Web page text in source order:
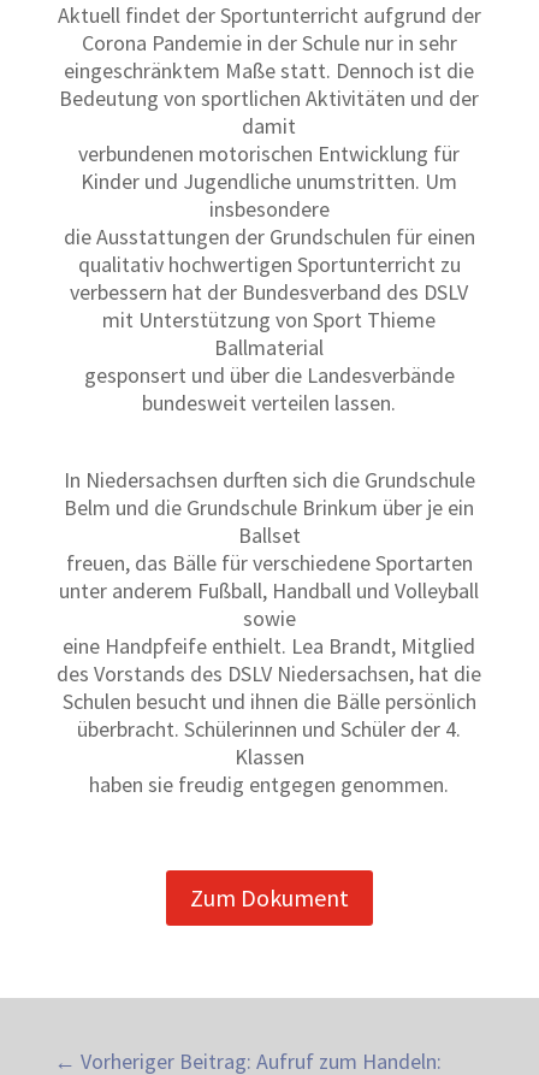
Aktuell findet der Sportunterricht aufgrund der
Corona Pandemie in der Schule nur in sehr
eingeschränktem Maße statt. Dennoch ist die
Bedeutung von sportlichen Aktivitäten und der
damit
verbundenen motorischen Entwicklung für
Kinder und Jugendliche unumstritten. Um
insbesondere
die Ausstattungen der Grundschulen für einen
qualitativ hochwertigen Sportunterricht zu
verbessern hat der Bundesverband des DSLV
mit Unterstützung von Sport Thieme
Ballmaterial
gesponsert und über die Landesverbände
bundesweit verteilen lassen.
In Niedersachsen durften sich die Grundschule
Belm und die Grundschule Brinkum über je ein
Ballset
freuen, das Bälle für verschiedene Sportarten
unter anderem Fußball, Handball und Volleyball
sowie
eine Handpfeife enthielt. Lea Brandt, Mitglied
des Vorstands des DSLV Niedersachsen, hat die
Schulen besucht und ihnen die Bälle persönlich
überbracht. Schülerinnen und Schüler der 4.
Klassen
haben sie freudig entgegen genommen.
Zum Dokument
← Vorheriger Beitrag: Aufruf zum Handeln: